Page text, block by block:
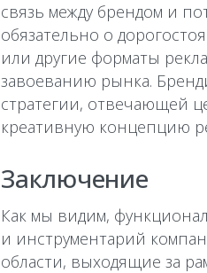
связь между брендом и
обязательно о
или другие форматы
завоеванию рынка.
стратегии, отвечающей
креативную концепцию
Заключение
Как мы видим,
и инструментарий
области, выходящие за